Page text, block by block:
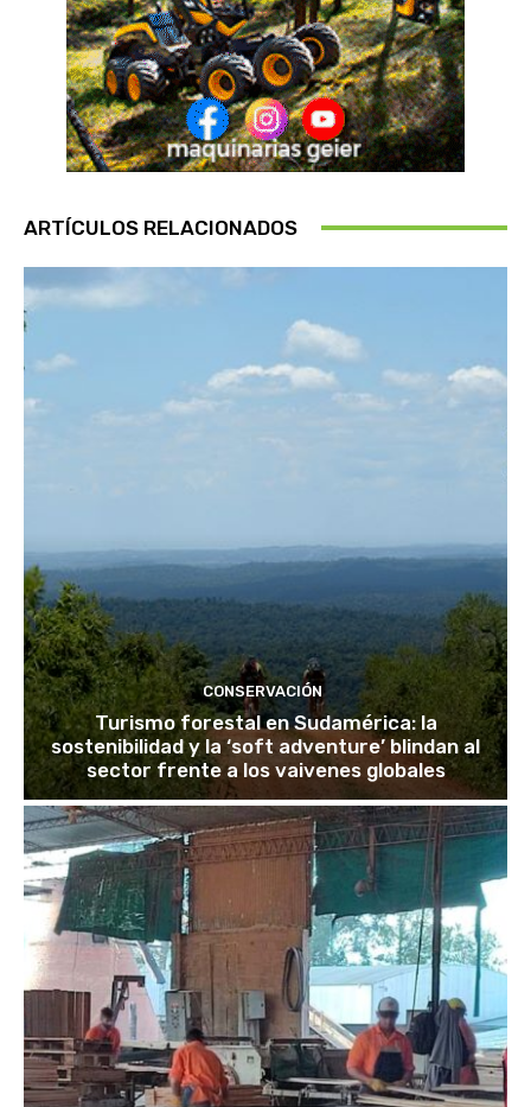
ARTÍCULOS RELACIONADOS
CONSERVACIÓN
Turismo forestal en Sudamérica: la
sostenibilidad y la ‘soft adventure’ blindan al
sector frente a los vaivenes globales